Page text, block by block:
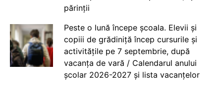
părinții
Peste o lună începe școala. Elevii și
copiii de grădiniță încep cursurile și
activitățile pe 7 septembrie, după
vacanța de vară / Calendarul anului
școlar 2026-2027 și lista vacanțelor